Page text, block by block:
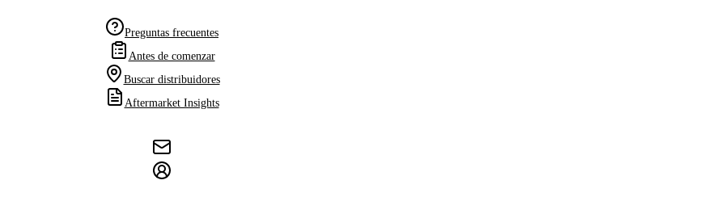
Preguntas frecuentes
Antes de comenzar
Buscar distribuidores
Aftermarket Insights